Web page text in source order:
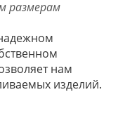
нам
изделий.